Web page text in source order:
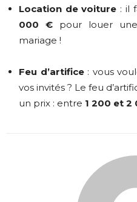
Location de voiture : il
000 € pour louer
mariage !
Feu d’artifice: vous
vos invités ? Le feu
un prix : entre 1 200 et 2